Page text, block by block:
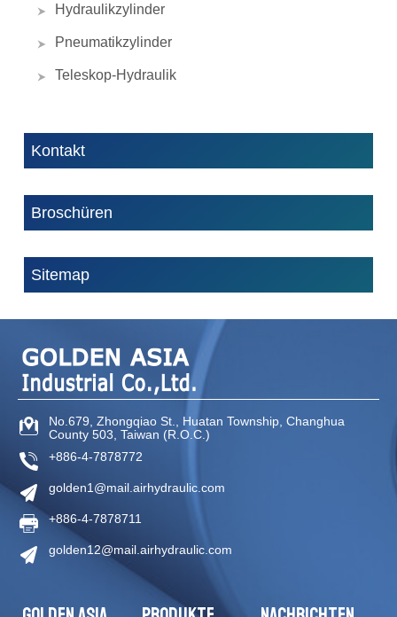
Hydraulikzylinder
Pneumatikzylinder
Teleskop-Hydraulik
Kontakt
Broschüren
Sitemap
No.679, Zhongqiao St Huatan Township Changhua
County 503 Taiwan (R.O.C.)
+886-4-7878772
golden1@mail.airhydraulic.com
+886-4-7878711
golden12@mail.airhydraulic.com